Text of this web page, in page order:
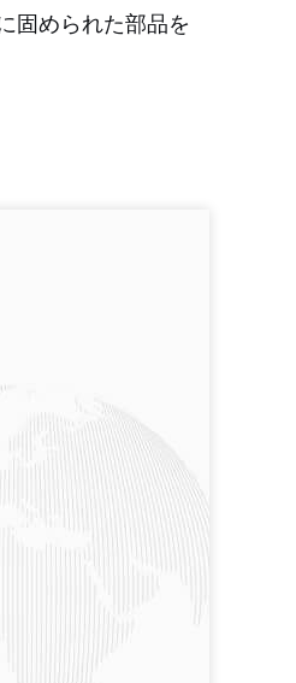
固められた部品を